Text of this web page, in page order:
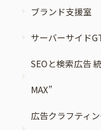
ブランド支援室
サーバーサイド
SEOと検索広告
MAX”
広告クラフティ